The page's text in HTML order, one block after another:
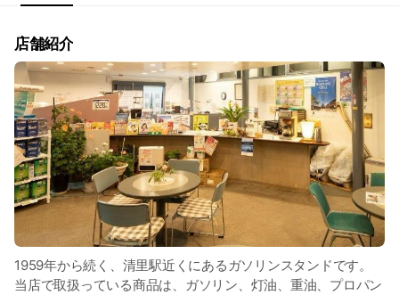
店舗紹介
1959年から続く、清里駅近くにあるガソリンスタンドです。
当店で取扱っている商品は、ガソリン、灯油、重油、プロパン